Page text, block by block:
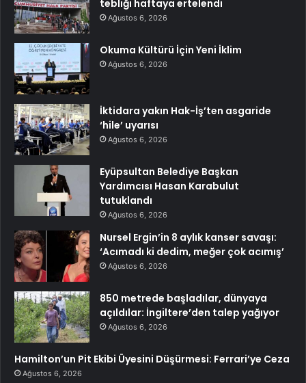
tebliği haftaya ertelendi
Ağustos 6, 2026
Okuma Kültürü İçin Yeni İklim
Ağustos 6, 2026
İktidara yakın Hak-İş’ten asgaride
‘hile’ uyarısı
Ağustos 6, 2026
Eyüpsultan Belediye Başkan
Yardımcısı Hasan Karabulut
tutuklandı
Ağustos 6, 2026
Nursel Ergin’in 8 aylık kanser savaşı:
‘Acımadı ki dedim, meğer çok acımış’
Ağustos 6, 2026
850 metrede başladılar, dünyaya
açıldılar: İngiltere’den talep yağıyor
Ağustos 6, 2026
Hamilton’un Pit Ekibi Üyesini Düşürmesi: Ferrari’ye Ceza
Ağustos 6, 2026